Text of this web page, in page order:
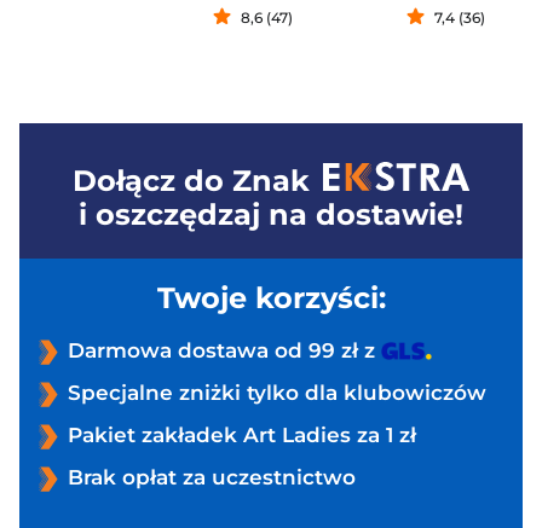
8,6 (47) 7,4 (36)
Dołącz do Znak
i oszczędzaj na dostawie!
Twoje korzyści:
Darmowa dostawa od 99 zł z
Specjalne zniżki tylko dla klubowiczów
Pakiet zakładek Art Ladies za 1 zł
Brak opłat za uczestnictwo